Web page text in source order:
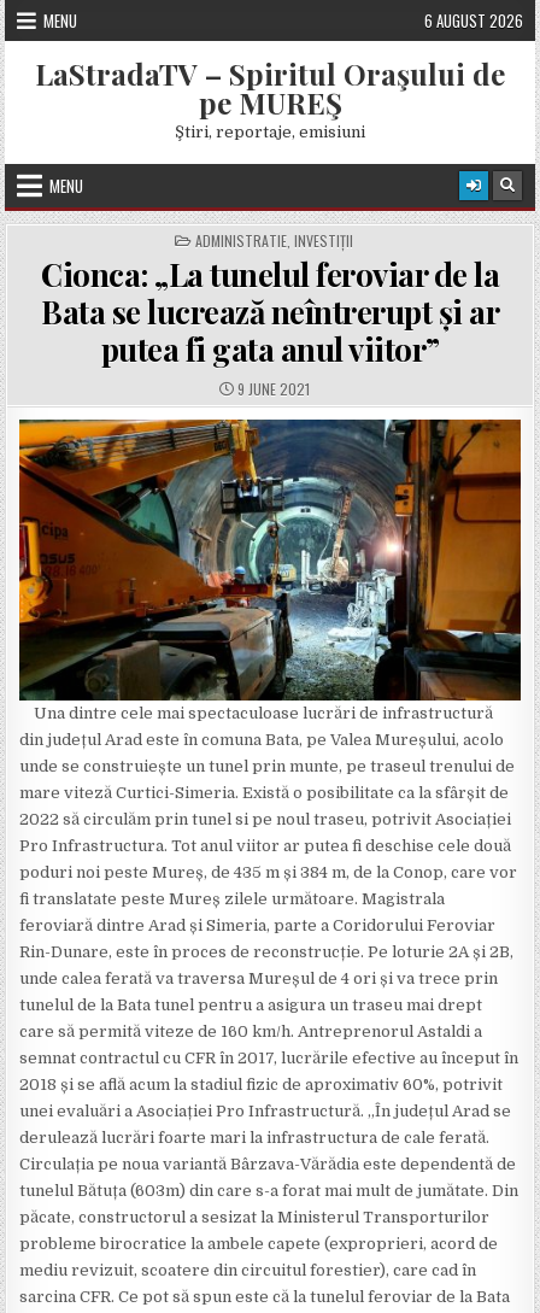
Skip
to
content
MENU 6 AUGUST 2026
LaStradaTV – Spiritul Oraşului de
pe MUREŞ
Ştiri, reportaje, emisiuni
MENU
POSTED
IN
ADMINISTRATIE INVESTIȚII
Cionca: „La tunelul feroviar de la
Bata se lucrează neîntrerupt și ar
putea fi gata anul viitor”
PUBLISHED
DATE:
9 JUNE 2021
Una dintre cele mai spectaculoase lucrări de infrastructură
din județul Arad este în comuna Bata, pe Valea Mureșului, acolo
unde se construiește un tunel prin munte, pe traseul trenului de
mare viteză Curtici-Simeria. Există o posibilitate ca la sfârșit de
2022 să circulăm prin tunel si pe noul traseu, potrivit Asociației
Pro Infrastructura. Tot anul viitor ar putea fi deschise cele două
poduri noi peste Mureș, de 435 m și 384 m, de la Conop, care vor
fi translatate peste Mureș zilele următoare. Magistrala
feroviară dintre Arad și Simeria, parte a Coridorului Feroviar
Rin-Dunare, este în proces de reconstrucție. Pe loturie 2A și 2B,
unde calea ferată va traversa Mureșul de 4 ori și va trece prin
tunelul de la Bata tunel pentru a asigura un traseu mai drept
care să permită viteze de 160 km/h. Antreprenorul Astaldi a
semnat contractul cu CFR în 2017, lucrările efective au început în
2018 și se află acum la stadiul fizic de aproximativ 60%, potrivit
unei evaluări a Asociației Pro Infrastructură. „În județul Arad se
derulează lucrări foarte mari la infrastructura de cale ferată.
Circulația pe noua variantă Bârzava-Vărădia este dependentă de
tunelul Bătuța (603m) din care s-a forat mai mult de jumătate. Din
păcate, constructorul a sesizat la Ministerul Transporturilor
probleme birocratice la ambele capete (exproprieri, acord de
mediu revizuit, scoatere din circuitul forestier), care cad în
sarcina CFR. Ce pot să spun este că la tunelul feroviar de la Bata